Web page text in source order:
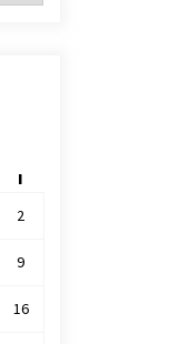
I
2
9
16